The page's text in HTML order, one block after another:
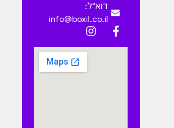
דוא"ל:
info@boxil.co.il